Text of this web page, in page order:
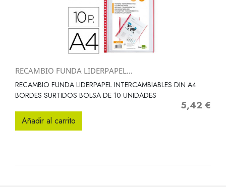
RECAMBIO FUNDA LIDERPAPEL...
RECAMBIO FUNDA LIDERPAPEL INTERCAMBIABLES DIN A4
BORDES SURTIDOS BOLSA DE 10 UNIDADES
Precio
5,42 €
Añadir al carrito